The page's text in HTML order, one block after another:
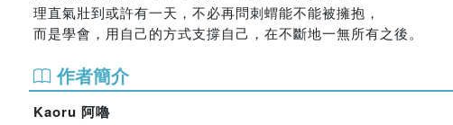
理直氣壯到或許有一天，不必再問刺蝟能不能被擁抱，
而是學會，用自己的方式支撐自己，在不斷地一無所有之後。
作者簡介
Kaoru 阿嚕